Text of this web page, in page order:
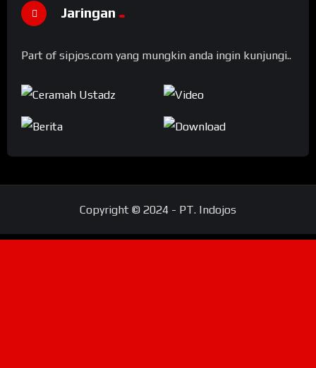
Jaringan
Part of sipjos.com yang mungkin anda ingin kunjungi..
Copyright © 2024 - PT. Indojos